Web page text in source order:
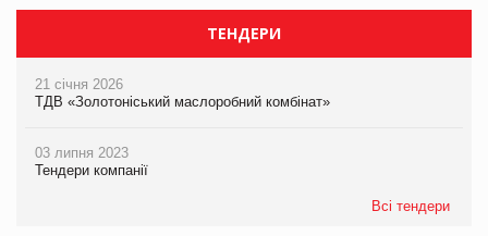
ТЕНДЕРИ
21 січня 2026
ТДВ «Золотоніський маслоробний комбінат»
03 липня 2023
Тендери компанії
Всі тендери